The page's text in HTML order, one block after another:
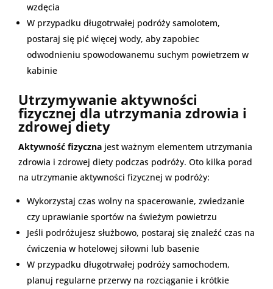
wzdęcia
W przypadku długotrwałej podróży samolotem,
postaraj się pić więcej wody, aby zapobiec
odwodnieniu spowodowanemu suchym powietrzem w
kabinie
Utrzymywanie aktywności
fizycznej dla utrzymania zdrowia i
zdrowej diety
Aktywność fizyczna jest ważnym elementem utrzymania
zdrowia i zdrowej diety podczas podróży. Oto kilka porad
na utrzymanie aktywności fizycznej w podróży:
Wykorzystaj czas wolny na spacerowanie, zwiedzanie
czy uprawianie sportów na świeżym powietrzu
Jeśli podróżujesz służbowo, postaraj się znaleźć czas na
ćwiczenia w hotelowej siłowni lub basenie
W przypadku długotrwałej podróży samochodem,
planuj regularne przerwy na rozciąganie i krótkie